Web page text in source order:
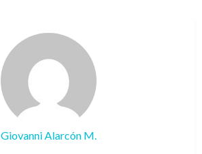
Giovanni Alarcón M.